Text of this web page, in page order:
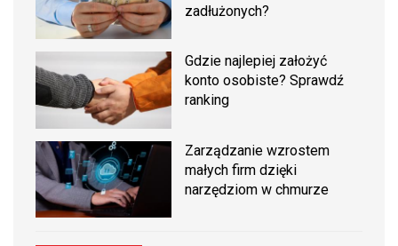
zadłużonych?
Gdzie najlepiej założyć
konto osobiste? Sprawdź
ranking
Zarządzanie wzrostem
małych firm dzięki
narzędziom w chmurze